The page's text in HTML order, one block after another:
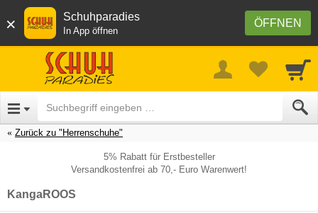
× ÖFFNEN
Schuhparadies
In App öffnen
Zurück zu "Herrenschuhe"
5% Rabatt für Erstbesteller
Versandkostenfrei ab 70,- Euro Warenwert!
KangaROOS